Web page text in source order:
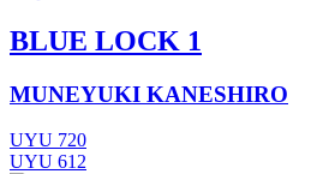
BLUE LOCK 1
MUNEYUKI KANESHIRO
UYU 720
UYU 612